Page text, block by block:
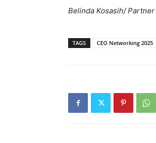
Belinda Kosasih/
TAGS CEO Networking 2025